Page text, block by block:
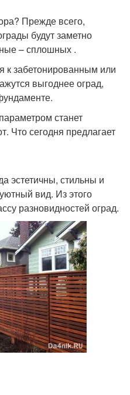
Прежде всего,
будут заметно
– сплошных .
к забетонированным или
выгоднее оград,
станет
Что сегодня предлагает
эстетичны, стильны и
вид. Из этого
разновидностей оград.